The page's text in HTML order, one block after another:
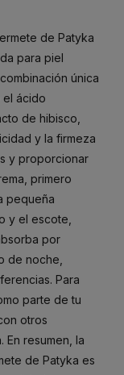
de Patyka
para piel
única
el ácido
de hibisco,
y la firmeza
y proporcionar
primero
pequeña
y el escote,
por
de noche,
Para
parte de tu
otros
resumen, la
de Patyka es